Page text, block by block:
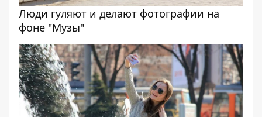
Люди гуляют и делают фотографии на
фоне "Музы"